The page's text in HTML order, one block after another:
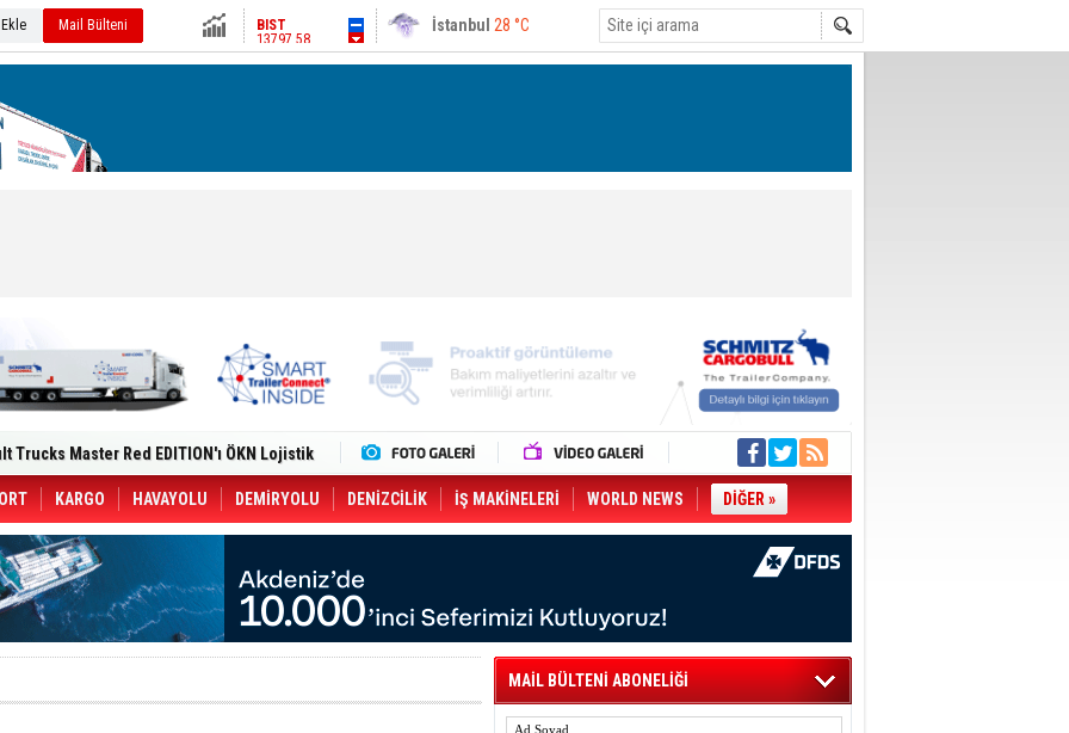
Mail Bülteni
Altın
Dolar47.6984
Ankara32 °C
Yeni Tesisiyle Küresel Büyümesini
Dron Saldırısı: 3 Mürettebatın
CCO'su Oldu
49 Destinasyonda İndirimli Taşıma
Kargo Haziran 2026 Döneminde %8.5
Dergi)
Dijitalleştiriyor
in June, Up 8.5%
ile Güçlendirdi
Saadia Zahidi Getirildi. IATA Tarihinde İlk
Zahidi as Director General
KARGO HAVAYOLU DEMİRYOLU DENİZCİLİK İŞ MAKİNELERİ WORLD NEWS DİĞER »
MAİL BÜLTENİ ABONELİĞİ